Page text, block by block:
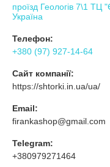
проїзд Геологів 7\1
Україна
Телефон:
+380 (97) 927-14-64
Сайт компанії:
https://shtorki.in.ua/ua/
Email:
firankashop@gmail.com
Telegram:
+380979271464